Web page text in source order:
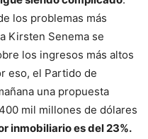
los problemas más
Kirsten Senema se
los ingresos más altos
eso, el Partido de
una propuesta
mil millones de dólares
inmobiliario es del 23%.